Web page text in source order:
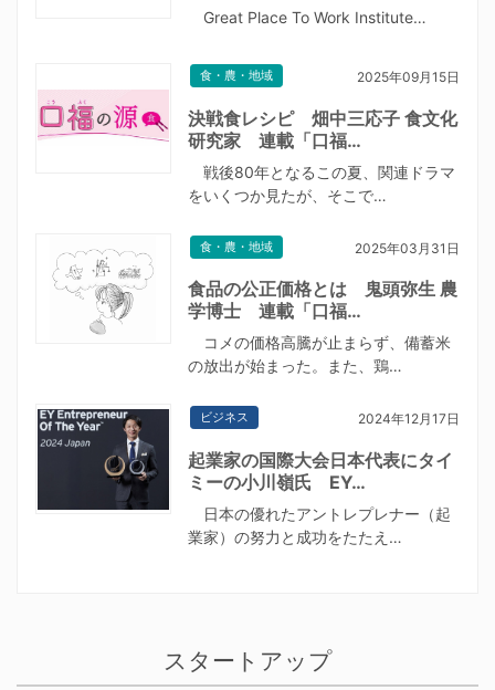
Great Place To Work Institute…
食・農・地域 2025年09月15日
決戦食レシピ 畑中三応子 食文化
研究家 連載「口福…
戦後80年となるこの夏、関連ドラマ
をいくつか見たが、そこで…
食・農・地域 2025年03月31日
食品の公正価格とは 鬼頭弥生 農
学博士 連載「口福…
コメの価格高騰が止まらず、備蓄米
の放出が始まった。また、鶏…
ビジネス 2024年12月17日
起業家の国際大会日本代表にタイ
ミーの小川嶺氏 EY…
日本の優れたアントレプレナー（起
業家）の努力と成功をたたえ…
スタートアップ